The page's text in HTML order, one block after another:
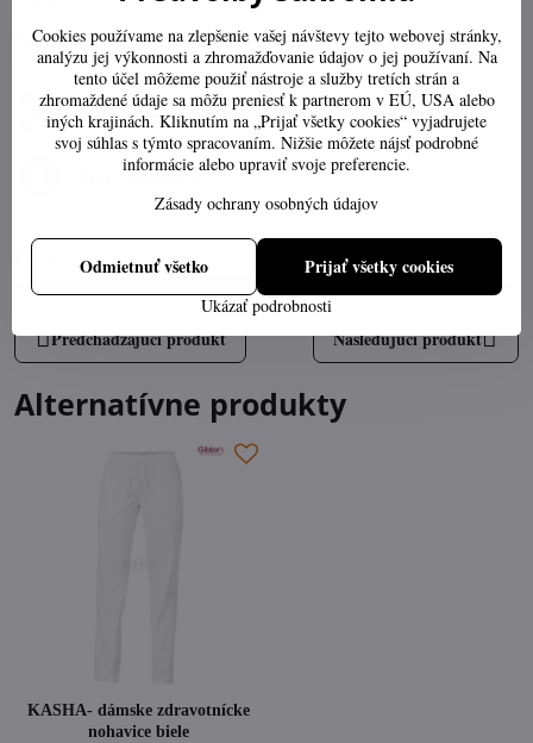
obchod​@ttech​.sk
Výber správnej veľkosti
Stav objednávky
Popis
Predchádzajúci produkt Nasledujúci produkt
Alternatívne produkty
KASHA- dámske zdravotnícke
nohavice biele
Cookies používame na zlepšenie vašej návštevy tejto webovej stránky,
analýzu jej výkonnosti a zhromažďovanie údajov o jej používaní. Na
tento účel môžeme použiť nástroje a služby tretích strán a
zhromaždené údaje sa môžu preniesť k partnerom v EÚ, USA alebo
iných krajinách. Kliknutím na „Prijať všetky cookies“ vyjadrujete
svoj súhlas s týmto spracovaním. Nižšie môžete nájsť podrobné
informácie alebo upraviť svoje preferencie.
Zásady ochrany osobných údajov
Ukázať podrobnosti
Prijať všetky cookies
Odmietnuť všetko